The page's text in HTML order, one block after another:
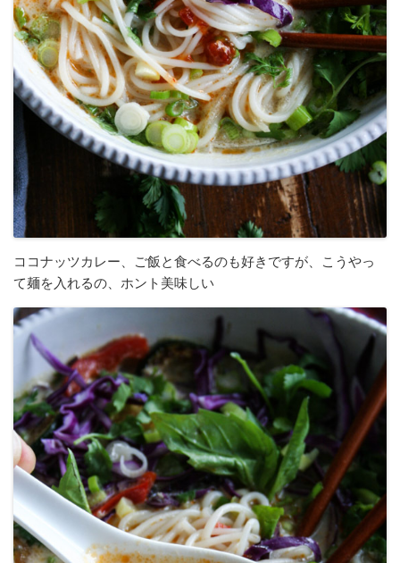
ココナッツカレー、ご飯と食べるのも好きですが、こうやっ
て麺を入れるの、ホント美味しい